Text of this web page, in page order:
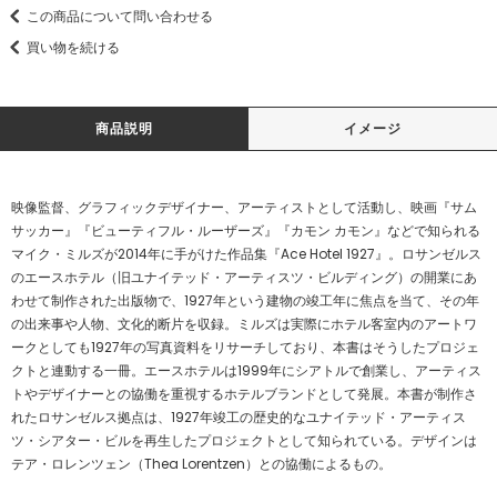
この商品について問い合わせる
買い物を続ける
商品説明 イメージ
映像監督、グラフィックデザイナー、アーティストとして活動し、映画『サム
サッカー』『ビューティフル・ルーザーズ』『カモン カモン』などで知られる
マイク・ミルズが2014年に手がけた作品集『Ace Hotel 1927』。ロサンゼルス
のエースホテル（旧ユナイテッド・アーティスツ・ビルディング）の開業にあ
わせて制作された出版物で、1927年という建物の竣工年に焦点を当て、その年
の出来事や人物、文化的断片を収録。ミルズは実際にホテル客室内のアートワ
ークとしても1927年の写真資料をリサーチしており、本書はそうしたプロジェ
クトと連動する一冊。エースホテルは1999年にシアトルで創業し、アーティス
トやデザイナーとの協働を重視するホテルブランドとして発展。本書が制作さ
れたロサンゼルス拠点は、1927年竣工の歴史的なユナイテッド・アーティス
ツ・シアター・ビルを再生したプロジェクトとして知られている。デザインは
テア・ロレンツェン（Thea Lorentzen）との協働によるもの。